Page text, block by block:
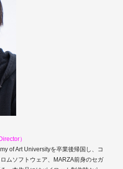
）
of Art Universityを卒業後帰国し、コ
ムソフトウェア、MARZA前身のセガ